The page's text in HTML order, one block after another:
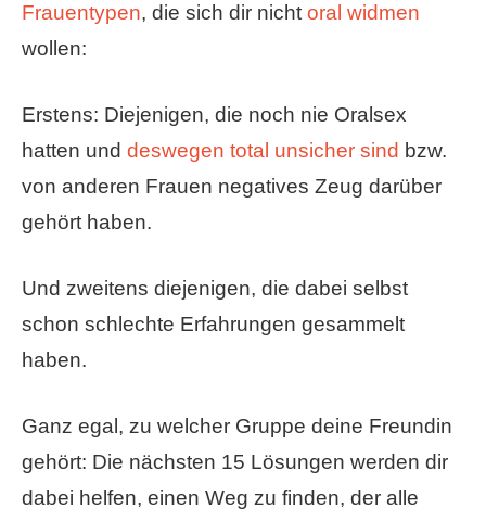
Frauentypen, die sich dir nicht oral widmen
wollen:
Erstens: Diejenigen, die noch nie Oralsex
hatten und deswegen total unsicher sind bzw.
von anderen Frauen negatives Zeug darüber
gehört haben.
Und zweitens diejenigen, die dabei selbst
schon schlechte Erfahrungen gesammelt
haben.
Ganz egal, zu welcher Gruppe deine Freundin
gehört: Die nächsten 15 Lösungen werden dir
dabei helfen, einen Weg zu finden, der alle